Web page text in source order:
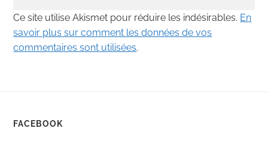
Ce site utilise Akismet pour réduire les indésirables. En
savoir plus sur comment les données de vos
commentaires sont utilisées.
FACEBOOK